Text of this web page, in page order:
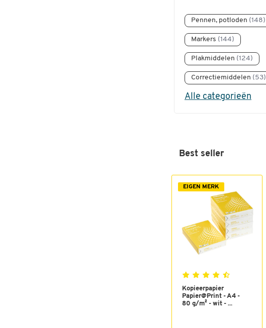
Pennen, potloden (148)
Markers (144)
Plakmiddelen (124)
Correctiemiddelen (53)
Alle categorieën
Best seller
EIGEN MERK
Kopieerpapier
Papier@Print - A4 -
80 g/m² - wit - ...